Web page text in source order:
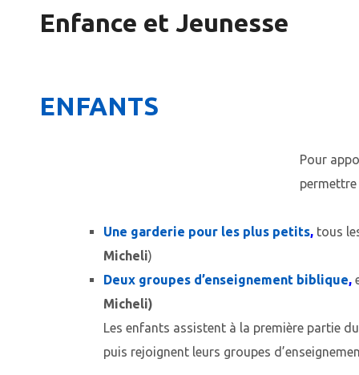
Enfance et Jeunesse
ENFANTS
Pour
Une garderie pour les plus petits, tous
Micheli)
Deux groupes d’enseignement biblique,
Micheli)
Les enfants assistent à la première partie
puis rejoignent leurs groupes